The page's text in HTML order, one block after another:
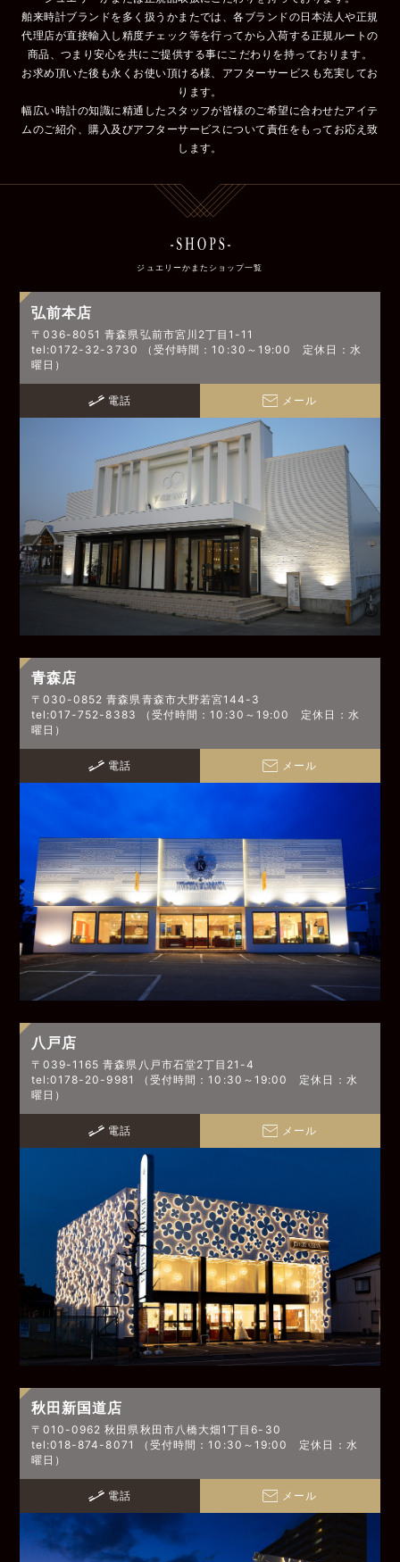
舶来時計ブランドを多く扱うかまたでは、各ブランドの日本法人や正規
代理店が直接輸入し精度チェック等を行ってから入荷する正規ルートの
商品、つまり安心を共にご提供する事にこだわりを持っております。
お求め頂いた後も永くお使い頂ける様、アフターサービスも充実してお
ります。
幅広い時計の知識に精通したスタッフが皆様のご希望に合わせたアイテ
ムのご紹介、購入及びアフターサービスについて責任をもってお応え致
します。
ジュエリーかまたショップ一覧
弘前本店
〒036-8051 青森県弘前市宮川2丁目1-11
tel:0172-32-3730 （受付時間：10:30～19:00 定休日：水
曜日）
電話 メール
青森店
〒030-0852 青森県青森市大野若宮144-3
tel:017-752-8383 （受付時間：10:30～19:00 定休日：水
曜日）
電話 メール
八戸店
〒039-1165 青森県八戸市石堂2丁目21-4
tel:0178-20-9981 （受付時間：10:30～19:00 定休日：水
曜日）
電話 メール
秋田新国道店
〒010-0962 秋田県秋田市八橋大畑1丁目6-30
tel:018-874-8071 （受付時間：10:30～19:00 定休日：水
曜日）
電話 メール